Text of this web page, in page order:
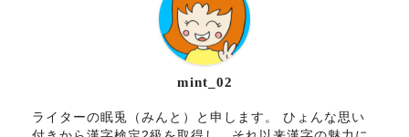
mint_02
ライターの眠兎（みんと）と申します。 ひょんな思い